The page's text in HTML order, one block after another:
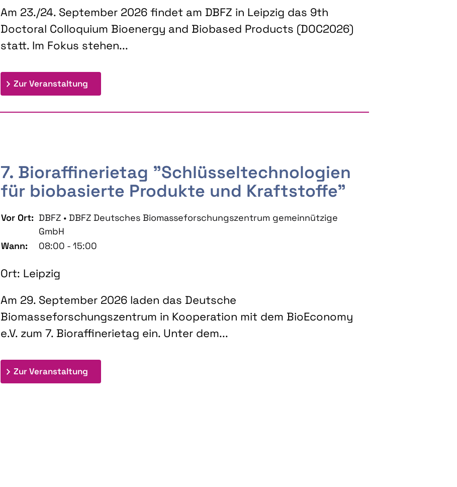
Am 23./24. September 2026 findet am DBFZ in Leipzig das 9th
Doctoral Colloquium Bioenergy and Biobased Products (DOC2026)
statt. Im Fokus stehen...
Zur Veranstaltung: 9th Doctoral Colloquium BIOENERGY AND BIOBASED PRODUCTS
7. Bioraffinerietag "Schlüsseltechnologien
für biobasierte Produkte und Kraftstoffe"
Vor Ort: DBFZ • DBFZ Deutsches Biomasseforschungszentrum gemeinnützige
GmbH
Wann:
08:00 - 15:00
Ort: Leipzig
Am 29. September 2026 laden das Deutsche
Biomasseforschungszentrum in Kooperation mit dem BioEconomy
e.V. zum 7. Bioraffinerietag ein. Unter dem...
Zur Veranstaltung: 7. Bioraffinerietag "Schlüsseltechnologien für biobasierte Produkte und Kraftstoffe"